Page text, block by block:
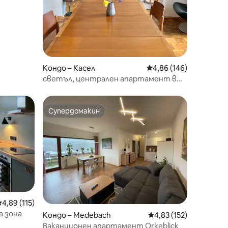
Кондо – Касел Средна оценка: 4,86
4,86 (146)
светъл, централен апартамент в
оценка: 4,89 от 5, 115 отзива
4,89 (115)
зона
Супердомакин
Супердомакин
Кондо – Medebach Средна оценка: 4,83
4,83 (152)
Ваканционен апартамент Orkeblick